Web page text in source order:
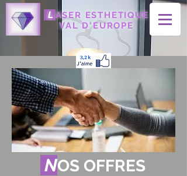
L ASER ESTHETIQUE
VAL D'EUROPE
NOS OFFRES